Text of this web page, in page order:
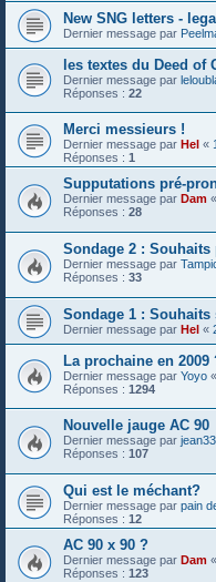
New SNG letters -
Dernier message par
les textes du Deed of
Dernier message par
Réponses : 22
Merci messieurs !
Dernier message par Hel «
Réponses : 1
Supputations pré-
Dernier message par Dam «
Réponses : 28
Sondage 2 :
Dernier message par
Réponses : 33
Sondage 1 : Souhaits
Dernier message par Hel «
La prochaine en 2009
Dernier message par Yoyo «
Réponses : 1294
Nouvelle jauge AC 90
Dernier message par jean33
Réponses : 107
Qui est le méchant?
Dernier message par pain
Réponses : 12
AC 90 x 90 ?
Dernier message par Dam «
Réponses : 123